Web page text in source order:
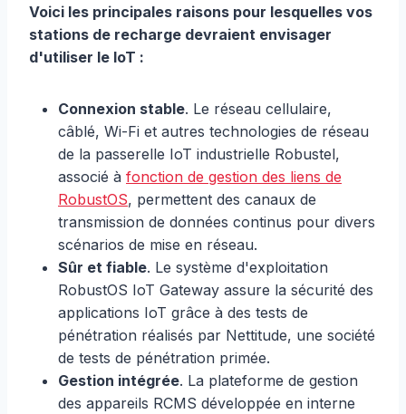
Voici les principales raisons pour lesquelles vos
stations de recharge devraient envisager
d'utiliser le IoT :
Connexion stable. Le réseau cellulaire,
câblé, Wi-Fi et autres technologies de réseau
de la passerelle IoT industrielle Robustel,
associé à fonction de gestion des liens de
RobustOS, permettent des canaux de
transmission de données continus pour divers
scénarios de mise en réseau.
Sûr et fiable. Le système d'exploitation
RobustOS IoT Gateway assure la sécurité des
applications IoT grâce à des tests de
pénétration réalisés par Nettitude, une société
de tests de pénétration primée.
Gestion intégrée. La plateforme de gestion
des appareils RCMS développée en interne